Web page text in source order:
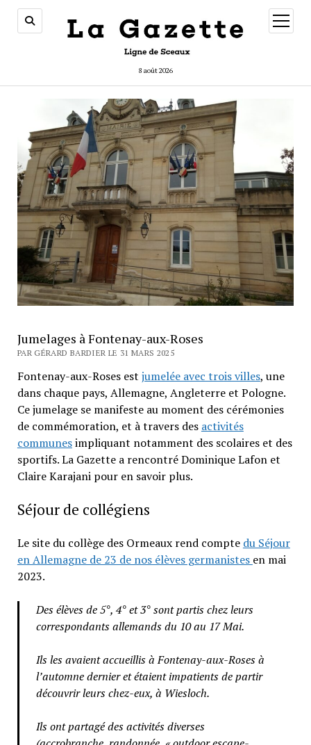
8 août 2026
ouvrir
menu
Jumelages à Fontenay-aux-Roses
PAR GÉRARD BARDIER LE 31 MARS 2025
Fontenay-aux-Roses est jumelée avec trois villes, une
dans chaque pays, Allemagne, Angleterre et Pologne.
Ce jumelage se manifeste au moment des cérémonies
de commémoration, et à travers des activités
communesimpliquant notamment des scolaires et des
sportifs. La Gazette a rencontré Dominique Lafon et
Claire Karajani pour en savoir plus.
Séjour de collégiens
Le site du collège des Ormeaux rend compte du Séjour
en Allemagne de 23 de nos élèves germanistes en mai
2023.
Des élèves de 5°, 4° et 3° sont partis chez leurs
correspondants allemands du 10 au 17 Mai.
Ils les avaient accueillis à Fontenay-aux-Roses à
l’automne dernier et étaient impatients de partir
découvrir leurs chez-eux, à Wiesloch.
Ils ont partagé des activités diverses